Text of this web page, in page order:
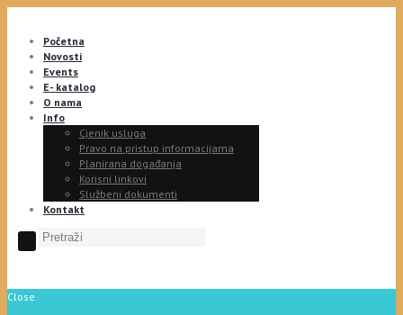
Početna
Novosti
Events
E- katalog
O nama
Info
Cjenik usluga
Pravo na pristup informacijama
Planirana događanja
Korisni linkovi
Službeni dokumenti
Kontakt
Close